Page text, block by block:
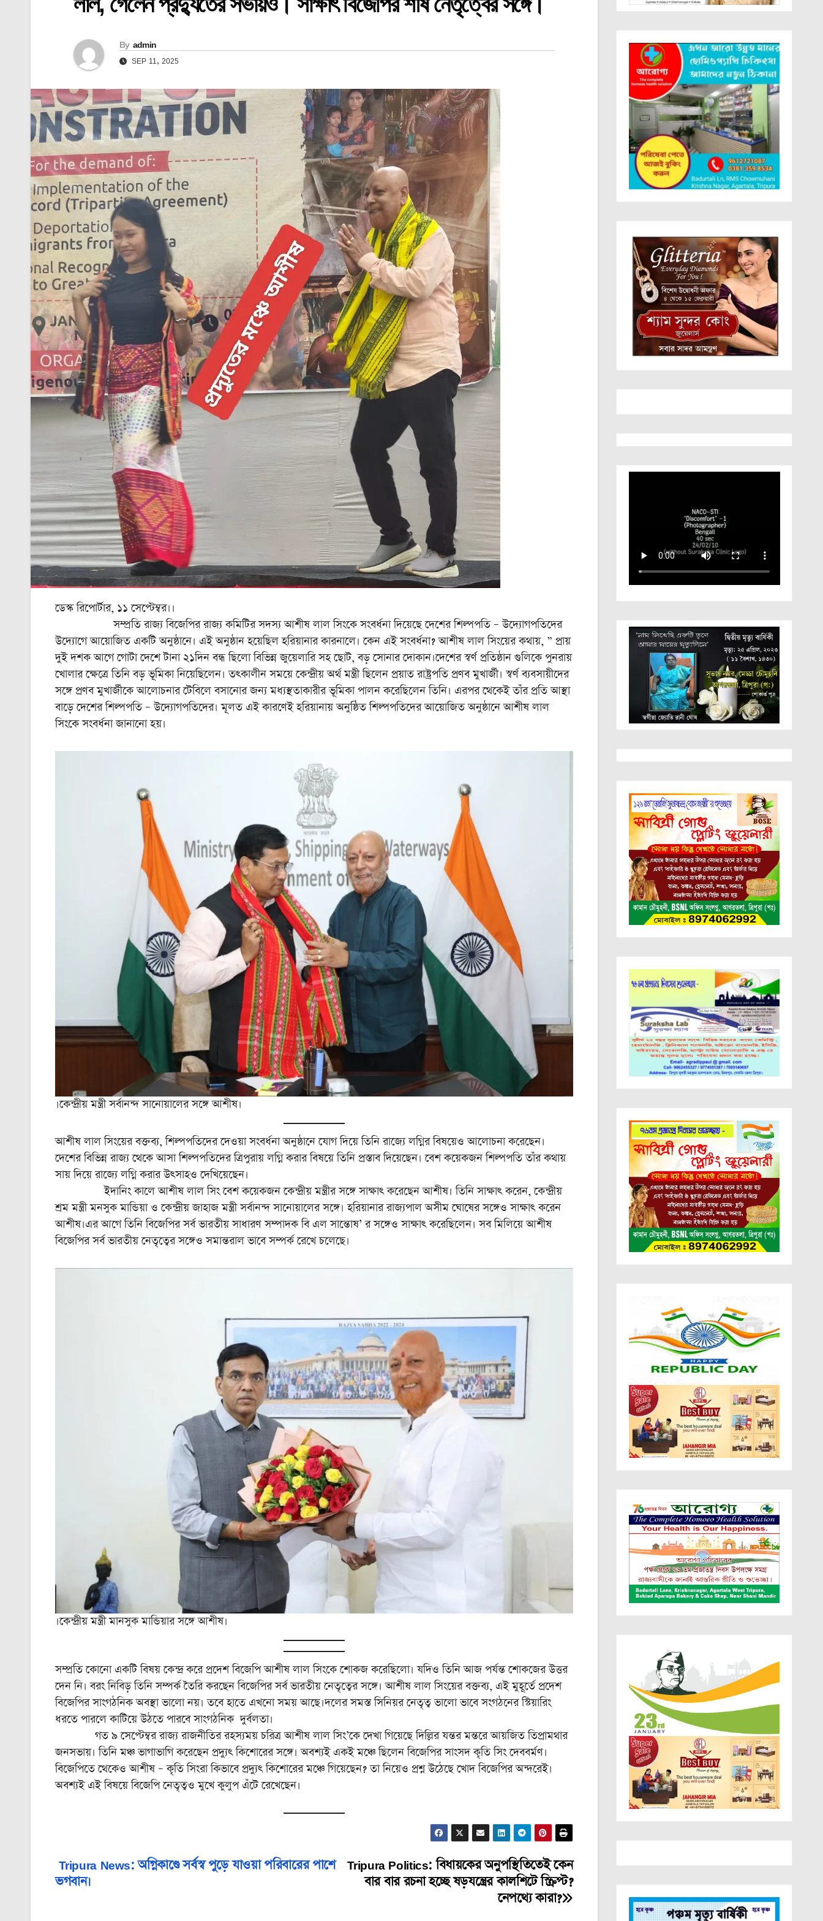
By admin
SEP 11, 2025
ডেস্ক রিপোর্টার, ১১ সেপ্টেম্বর।।
সম্প্রতি রাজ্য বিজেপির রাজ্য কমিটির সদস্য আশীষ লাল সিংকে সংবর্ধনা দিয়েছে দেশের শিল্পপতি – উদ্যোগপতিদের
উদ্যোগে আয়োজিত একটি অনুষ্ঠানে। এই অনুষ্ঠান হয়েছিল হরিয়ানার কারনালে। কেন এই সংবর্ধনা? আশীষ লাল সিংয়ের কথায়, ” প্রায়
দুই দশক আগে গোটা দেশে টানা ২১দিন বন্ধ ছিলো বিভিন্ন জুয়েলারি সহ ছোট, বড় সোনার দোকান।দেশের স্বর্ণ প্রতিষ্ঠান গুলিকে পুনরায়
খোলার ক্ষেত্রে তিনি বড় ভূমিকা নিয়েছিলেন। তৎকালীন সময়ে কেন্দ্রীয় অর্থ মন্ত্রী ছিলেন প্রয়াত রাষ্ট্রপতি প্রণব মুখার্জী। স্বর্ণ ব্যবসায়ীদের
সঙ্গে প্রণব মুখার্জীকে আলোচনার টেবিলে বসানোর জন্য মধ্যস্থতাকারীর ভূমিকা পালন করেছিলেন তিনি। এরপর থেকেই তাঁর প্রতি আস্থা
বাড়ে দেশের শিল্পপতি – উদ্যোগপতিদের। মূলত এই কারণেই হরিয়ানায় অনুষ্ঠিত শিল্পপতিদের আয়োজিত অনুষ্ঠানে আশীষ লাল
সিংকে সংবর্ধনা জানানো হয়।
।কেন্দ্রীয় মন্ত্রী সর্বানন্দ সানোয়ালের সঙ্গে আশীষ।
আশীষ লাল সিংয়ের বক্তব্য, শিল্পপতিদের দেওয়া সংবর্ধনা অনুষ্ঠানে যোগ দিয়ে তিনি রাজ্যে লগ্নির বিষয়েও আলোচনা করেছেন।
দেশের বিভিন্ন রাজ্য থেকে আসা শিল্পপতিদের ত্রিপুরায় লগ্নি করার বিষয়ে তিনি প্রস্তাব দিয়েছেন। বেশ কয়েকজন শিল্পপতি তাঁর কথায়
সায় দিয়ে রাজ্যে লগ্নি করার উৎসাহও দেখিয়েছেন।
ইদানিং কালে আশীষ লাল সিং বেশ কয়েকজন কেন্দ্রীয় মন্ত্রীর সঙ্গে সাক্ষাৎ করেছেন আশীষ। তিনি সাক্ষাৎ করেন, কেন্দ্রীয়
শ্রম মন্ত্রী মনসুক মান্ডিয়া ও কেন্দ্রীয় জাহাজ মন্ত্রী সর্বানন্দ সানোয়ালের সঙ্গে। হরিয়ানার রাজ্যপাল অসীম ঘোষের সঙ্গেও সাক্ষাৎ করেন
আশীষ।এর আগে তিনি বিজেপির সর্ব ভারতীয় সাধারণ সম্পাদক বি এল সান্তোষ’ র সঙ্গেও সাক্ষাৎ করেছিলেন। সব মিলিয়ে আশীষ
বিজেপির সর্ব ভারতীয় নেতৃত্বের সঙ্গেও সমান্তরাল ভাবে সম্পর্ক রেখে চলেছে।
।কেন্দ্রীয় মন্ত্রী মানসুক মান্ডিয়ার সঙ্গে আশীষ।
সম্প্রতি কোনো একটি বিষয় কেন্দ্র করে প্রদেশ বিজেপি আশীষ লাল সিংকে শোকজ করেছিলো। যদিও তিনি আজ পর্যন্ত শোকজের উত্তর
দেন নি। বরং নিবিড় তিনি সম্পর্ক তৈরি করছেন বিজেপির সর্ব ভারতীয় নেতৃত্বের সঙ্গে। আশীষ লাল সিংয়ের বক্তব্য, এই মুহূর্তে প্রদেশ
বিজেপির সাংগঠনিক অবস্থা ভালো নয়। তবে হাতে এখনো সময় আছে।দলের সমস্ত সিনিয়র নেতৃত্ব ভালো ভাবে সংগঠনের স্টিয়ারিং
ধরতে পারলে কাটিয়ে উঠতে পারবে সাংগঠনিক দুর্বলতা।
গত ৯ সেপ্টেম্বর রাজ্য রাজনীতির রহস্যময় চরিত্র আশীষ লাল সিং’কে দেখা গিয়েছে দিল্লির যন্তর মন্তরে আয়জিত তিপ্রামথার
জনসভায়। তিনি মঞ্চ ভাগাভাগি করেছেন প্রদ্যুৎ কিশোরের সঙ্গে। অবশ্যই একই মঞ্চে ছিলেন বিজেপির সাংসদ কৃতি সিং দেববর্মণ।
বিজেপিতে থেকেও আশীষ – কৃতি সিংরা কিভাবে প্রদ্যুৎ কিশোরের মঞ্চে গিয়েছেন? তা নিয়েও প্রশ্ন উঠেছে খোদ বিজেপির অন্দরেই।
অবশ্যই এই বিষয়ে বিজেপি নেতৃত্বও মুখে কুলুপ এঁটে রেখেছেন।
Post
Tripura Politics: বিধায়কের অনুপস্থিতিতেই কেন
বার বার রচনা হচ্ছে ষড়যন্ত্রের কালশিটে স্ক্রিপ্ট?
নেপথ্যে কারা?
Tripura News: অগ্নিকাণ্ডে সর্বস্ব পুড়ে যাওয়া পরিবারের পাশে
ভগবান।